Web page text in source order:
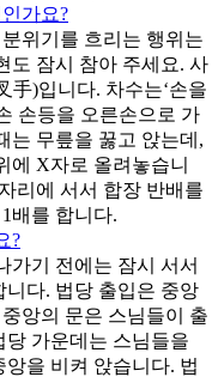
가요?
위기를 흐리는 행위는
도 잠시 참아 주세요. 사
手)입니다. 차수는‘손을
손등을 오른손으로 가
는 무릎을 꿇고 앉는데,
에 X자로 올려놓습니
리에 서서 합장 반배를
배를 합니다.
?
가기 전에는 잠시 서서
다. 법당 출입은 중앙
앙의 문은 스님들이 출
가운데는 스님들을
을 비켜 앉습니다. 법